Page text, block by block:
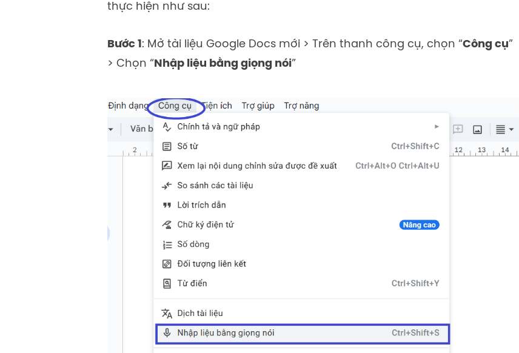
thực hiện như sau:
Bước 1 : Mở tài liệu Google Docs mới > Trên thanh công cụ, chọn “Công cụ”
> Chọn “ Nhập liệu bằng giọng nói”